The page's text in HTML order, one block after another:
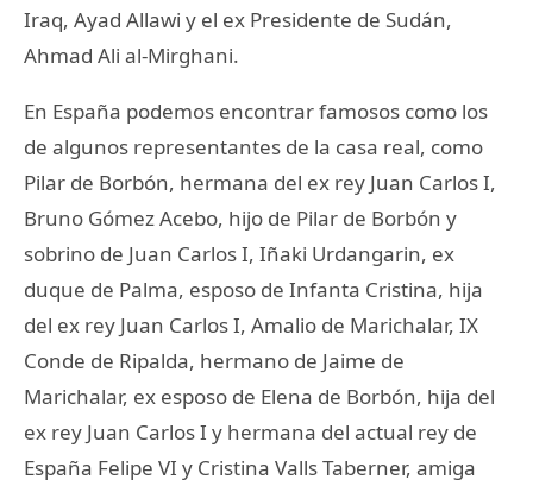
Iraq, Ayad Allawi y el ex Presidente de Sudán,
Ahmad Ali al-Mirghani.
En España podemos encontrar famosos como los
de algunos representantes de la casa real, como
Pilar de Borbón, hermana del ex rey Juan Carlos I,
Bruno Gómez Acebo, hijo de Pilar de Borbón y
sobrino de Juan Carlos I, Iñaki Urdangarin, ex
duque de Palma, esposo de Infanta Cristina, hija
del ex rey Juan Carlos I, Amalio de Marichalar, IX
Conde de Ripalda, hermano de Jaime de
Marichalar, ex esposo de Elena de Borbón, hija del
ex rey Juan Carlos I y hermana del actual rey de
España Felipe VI y Cristina Valls Taberner, amiga